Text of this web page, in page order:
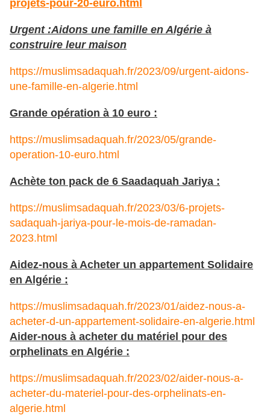
projets-pour-20-euro.html
Urgent :Aidons une famille en Algérie à
construire leur maison
https://muslimsadaquah.fr/2023/09/urgent-aidons-
une-famille-en-algerie.html
Grande opération à 10 euro :
https://muslimsadaquah.fr/2023/05/grande-
operation-10-euro.html
Achète ton pack de 6 Saadaquah Jariya :
https://muslimsadaquah.fr/2023/03/6-projets-
sadaquah-jariya-pour-le-mois-de-ramadan-
2023.html
Aidez-nous à Acheter un appartement Solidaire
en Algérie :
https://muslimsadaquah.fr/2023/01/aidez-nous-a-
acheter-d-un-appartement-solidaire-en-algerie.html
Aider-nous à acheter du matériel pour des
orphelinats en Algérie :
https://muslimsadaquah.fr/2023/02/aider-nous-a-
acheter-du-materiel-pour-des-orphelinats-en-
algerie.html